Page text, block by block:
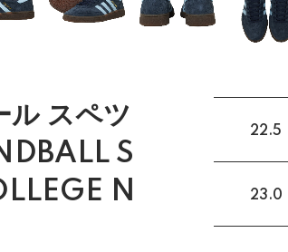
ル スペツ
S
N
22.5
23.0